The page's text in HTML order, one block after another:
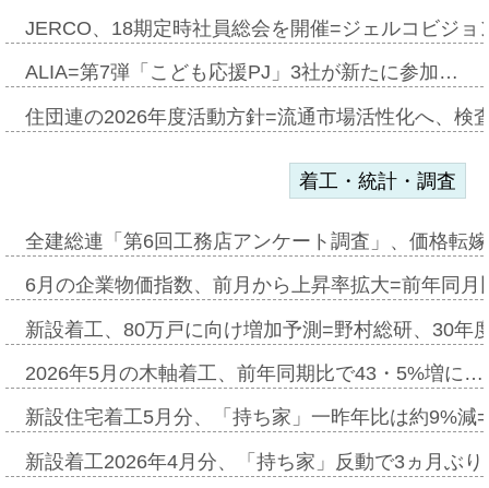
JERCO、18期定時社員総会を開催=ジェルコビジ
ALIA=第7弾「こども応援PJ」3社が新たに参加…
住団連の2026年度活動方針=流通市場活性化へ、検
着工・統計・調査
全建総連「第6回工務店アンケート調査」、価格転
6月の企業物価指数、前月から上昇率拡大=前年同
新設着工、80万戸に向け増加予測=野村総研、30年
2026年5月の木軸着工、前年同期比で43・5%増に…
新設住宅着工5月分、「持ち家」一昨年比は約9%
新設着工2026年4月分、「持ち家」反動で3ヵ月ぶ